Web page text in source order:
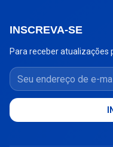
INSCREVA-SE
Para receber atualizações
Seu endereço de e-mail